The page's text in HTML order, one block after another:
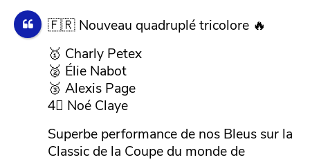
🇫🇷 Nouveau quadruplé tricolore 🔥
🥇 Charly Petex
🥈 Élie Nabot
🥉 Alexis Page
4⃣ Noé Claye
Superbe performance de nos Bleus sur la
Classic de la Coupe du monde de